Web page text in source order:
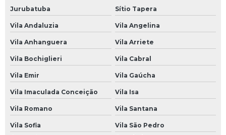
Borracharia 24 Horas na Zona Oeste
Borracharia 24 Horas na Zona Sul
Borracharia 24 Horas no Morumbi
Borracharia 24 Horas SP
Borracheiro 24 Horas
Borracheiro 24 Horas SP
Mecânicas Automotivas
Centro Automotivo
Jurubatuba Sítio Tapera
Vila Andaluzia Vila Angelina
Vila Anhanguera Vila Arriete
Vila Bochiglieri Vila Cabral
Vila Emir Vila Gaúcha
Vila Imaculada Conceição Vila Isa
Vila Romano Vila Santana
Vila Sofia
Vila São Pedro